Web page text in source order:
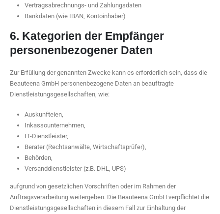
Vertragsabrechnungs- und Zahlungsdaten
Bankdaten (wie IBAN, Kontoinhaber)
6. Kategorien der Empfänger
personenbezogener Daten
Zur Erfüllung der genannten Zwecke kann es erforderlich sein, dass die
Beauteena GmbH personenbezogene Daten an beauftragte
Dienstleistungsgesellschaften, wie:
Auskunfteien,
Inkassounternehmen,
IT-Dienstleister,
Berater (Rechtsanwälte, Wirtschaftsprüfer),
Behörden,
Versanddienstleister (z.B. DHL, UPS)
aufgrund von gesetzlichen Vorschriften oder im Rahmen der
Auftragsverarbeitung weitergeben. Die Beauteena GmbH verpflichtet die
Dienstleistungsgesellschaften in diesem Fall zur Einhaltung der